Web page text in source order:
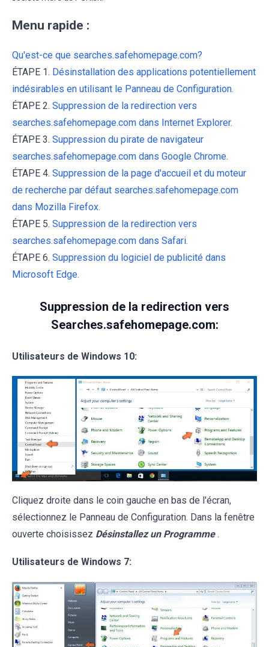
Menu rapide :
Qu'est-ce que searches.safehomepage.com?
ÉTAPE 1. Désinstallation des applications potentiellement
indésirables en utilisant le Panneau de Configuration.
ÉTAPE 2. Suppression de la redirection vers
searches.safehomepage.com dans Internet Explorer.
ÉTAPE 3. Suppression du pirate de navigateur
searches.safehomepage.com dans Google Chrome.
ÉTAPE 4. Suppression de la page d'accueil et du moteur
de recherche par défaut searches.safehomepage.com
dans Mozilla Firefox.
ÉTAPE 5. Suppression de la redirection vers
searches.safehomepage.com dans Safari.
ÉTAPE 6. Suppression du logiciel de publicité dans
Microsoft Edge.
Suppression de la redirection vers
Searches.safehomepage.com:
Utilisateurs de Windows 10:
Cliquez droite dans le coin gauche en bas de l'écran,
sélectionnez le Panneau de Configuration. Dans la fenêtre
ouverte choisissez Désinstallez un Programme .
Utilisateurs de Windows 7: